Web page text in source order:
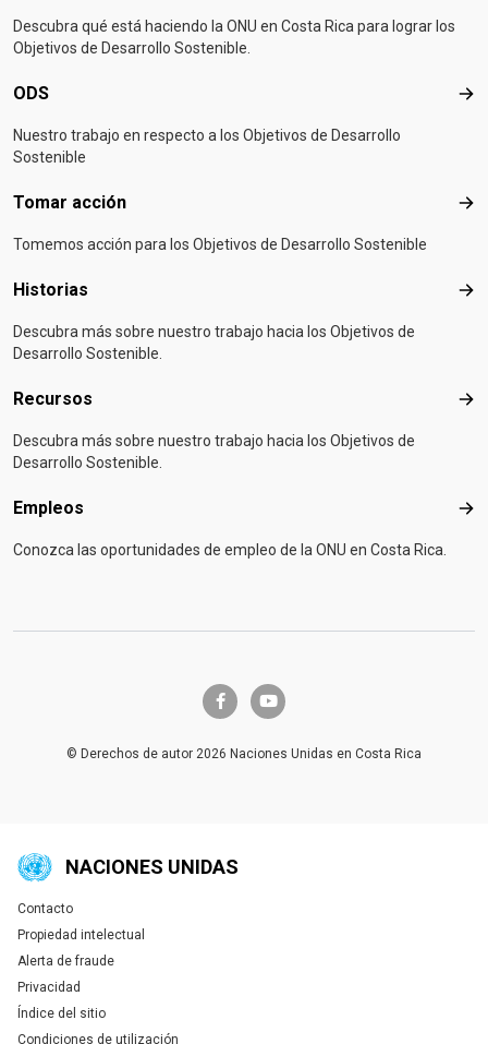
Descubra qué está haciendo la ONU en Costa Rica para lograr los
Objetivos de Desarrollo Sostenible.
ODS
Nuestro trabajo en respecto a los Objetivos de Desarrollo
Sostenible
Tomar acción
Tomemos acción para los Objetivos de Desarrollo Sostenible
Historias
Descubra más sobre nuestro trabajo hacia los Objetivos de
Desarrollo Sostenible.
Recursos
Descubra más sobre nuestro trabajo hacia los Objetivos de
Desarrollo Sostenible.
Empleos
Conozca las oportunidades de empleo de la ONU en Costa Rica.
facebook-fyoutube
© Derechos de autor 2026 Naciones Unidas en Costa Rica
NACIONES UNIDAS
Global U.N. menu
Contacto
Propiedad intelectual
Alerta de fraude
Privacidad
Índice del sitio
Condiciones de utilización